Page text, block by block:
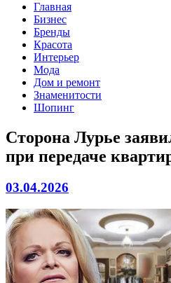
Главная
Бизнес
Бренды
Красота
Интерьер
Мода
Дом и ремонт
Знаменитости
Шопинг
Сторона Лурье
при передаче
03.04.2026